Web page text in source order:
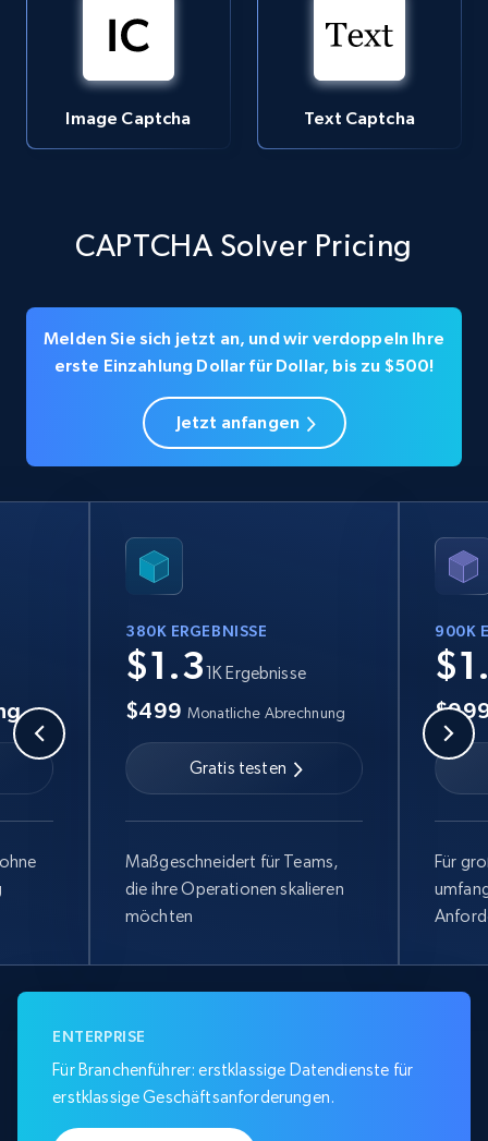
Image Captcha Text Captcha
CAPTCHA Solver Pricing
Melden Sie sich jetzt an, und wir verdoppeln Ihre
erste Einzahlung Dollar für Dollar, bis zu $500!
Jetzt anfangen
380K ERGEBNISSE
$1.31K Ergebnisse
$499 Monatliche Abrechnung
Gratis testen
Maßgeschneidert für Teams,
die ihre Operationen skalieren
möchten
900K
Für
ENTERPRISE
Für Branchenführer: erstklassige Datendienste für
erstklassige Geschäftsanforderungen.